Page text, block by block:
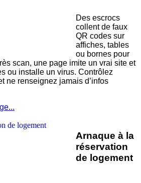
Des escrocs
collent de faux
QR codes sur
affiches, tables
ou bornes pour
scan, une page imite un vrai site et
ou installe un virus. Contrôlez
ne renseignez jamais d’infos
Arnaque à la
réservation
de logement